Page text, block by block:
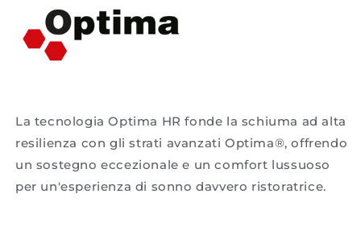
La tecnologia Optima HR fonde la schiuma ad alta
resilienza con gli strati avanzati Optima®, offrendo
un sostegno eccezionale e un comfort lussuoso
per un'esperienza di sonno davvero ristoratrice.